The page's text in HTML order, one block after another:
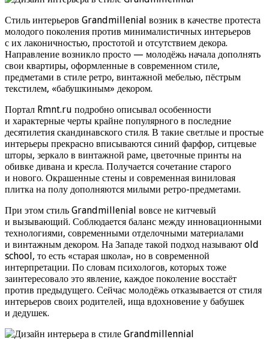
Стиль интерьеров Grandmillenial возник в качестве протеста
молодого поколения против минималистичных интерьеров
с их лаконичностью, простотой и отсутствием декора.
Направление возникло просто — молодёжь начала дополнять
свои квартиры, оформленные в современном стиле,
предметами в стиле ретро, винтажной мебелью, пёстрым
текстилем, «бабушкиным» декором.
Портал Rmnt.ru подробно описывал особенности
и характерные черты крайне популярного в последние
десятилетия скандинавского стиля. В такие светлые и простые
интерьеры прекрасно вписываются синий фарфор, ситцевые
шторы, зеркало в винтажной раме, цветочные принты на
обивке дивана и кресла. Получается сочетание старого
и нового. Окрашенные стены и современная виниловая
плитка на полу дополняются милыми ретро-предметами.
При этом стиль Grandmillenial вовсе не китчевый
и вызывающий. Соблюдается баланс между инновационными
технологиями, современными отделочными материалами
и винтажным декором. На Западе такой подход называют old
school, то есть «старая школа», но в современной
интерпретации. По словам психологов, которых тоже
заинтересовало это явление, каждое поколение восстаёт
против предыдущего. Сейчас молодёжь отказывается от стиля
интерьеров своих родителей, ища вдохновение у бабушек
и дедушек.